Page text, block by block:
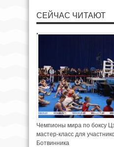
СЕЙЧАС ЧИТАЮТ
Чемпионы мира по боксу
мастер-класс для
Ботвинника